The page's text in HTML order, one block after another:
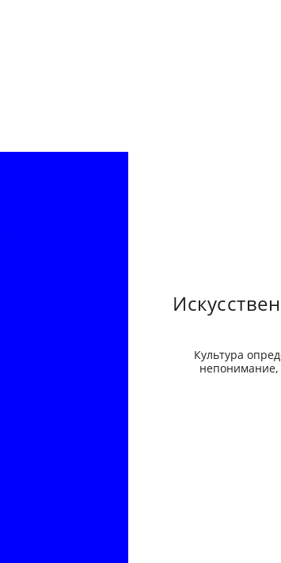
Культура
непонимание,